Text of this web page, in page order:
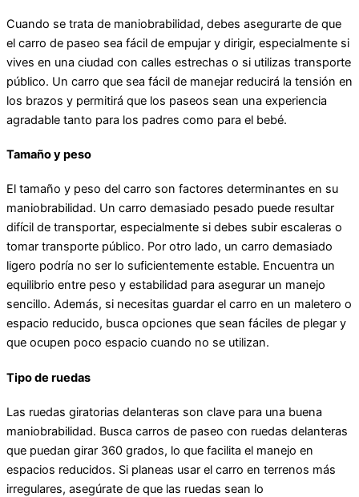
Cuando se trata de maniobrabilidad, debes asegurarte de que
el carro de paseo sea fácil de empujar y dirigir, especialmente si
vives en una ciudad con calles estrechas o si utilizas transporte
público. Un carro que sea fácil de manejar reducirá la tensión en
los brazos y permitirá que los paseos sean una experiencia
agradable tanto para los padres como para el bebé.
Tamaño y peso
El tamaño y peso del carro son factores determinantes en su
maniobrabilidad. Un carro demasiado pesado puede resultar
difícil de transportar, especialmente si debes subir escaleras o
tomar transporte público. Por otro lado, un carro demasiado
ligero podría no ser lo suficientemente estable. Encuentra un
equilibrio entre peso y estabilidad para asegurar un manejo
sencillo. Además, si necesitas guardar el carro en un maletero o
espacio reducido, busca opciones que sean fáciles de plegar y
que ocupen poco espacio cuando no se utilizan.
Tipo de ruedas
Las ruedas giratorias delanteras son clave para una buena
maniobrabilidad. Busca carros de paseo con ruedas delanteras
que puedan girar 360 grados, lo que facilita el manejo en
espacios reducidos. Si planeas usar el carro en terrenos más
irregulares, asegúrate de que las ruedas sean lo